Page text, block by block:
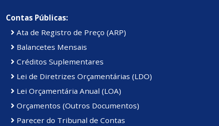
Contas Públicas:
Ata de Registro de Preço (ARP)
Balancetes Mensais
Créditos Suplementares
Lei de Diretrizes Orçamentárias (LDO)
Lei Orçamentária Anual (LOA)
Orçamentos (Outros Documentos)
Parecer do Tribunal de Contas